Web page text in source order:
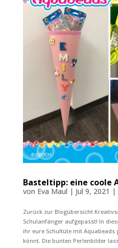
Basteltipp: eine coole
von Eva Maul | Jul 9, 2021 |
Zurück zur Blogübersicht
Schulanfänger aufgepasst! In
ihr eure Schultüte mit
könnt. Die bunten Perlenbilder